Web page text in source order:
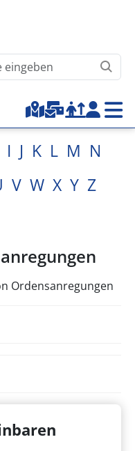
Top-Menu
I J K L M N
V W X Y Z
Ordensanregungen